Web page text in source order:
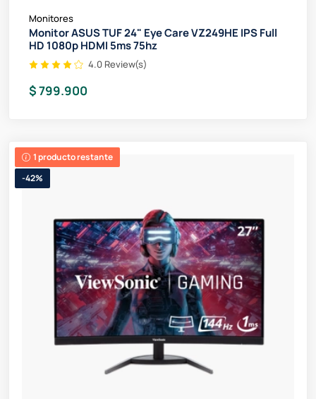
Monitores
Monitor ASUS TUF 24" Eye Care VZ249HE IPS Full
HD 1080p HDMI 5ms 75hz
4.0 Review(s)
$ 799.900
1 producto restante
-42%